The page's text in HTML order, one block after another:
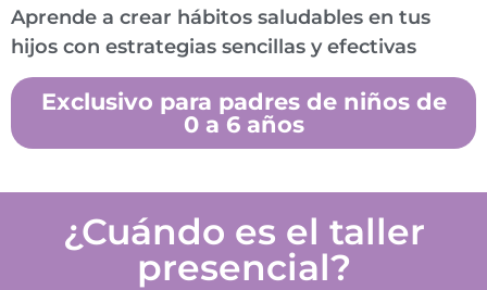
Aprende a crear hábitos saludables en tus
hijos con estrategias sencillas y efectivas
Exclusivo para padres de niños de
0 a 6 años
¿Cuándo es el taller
presencial?